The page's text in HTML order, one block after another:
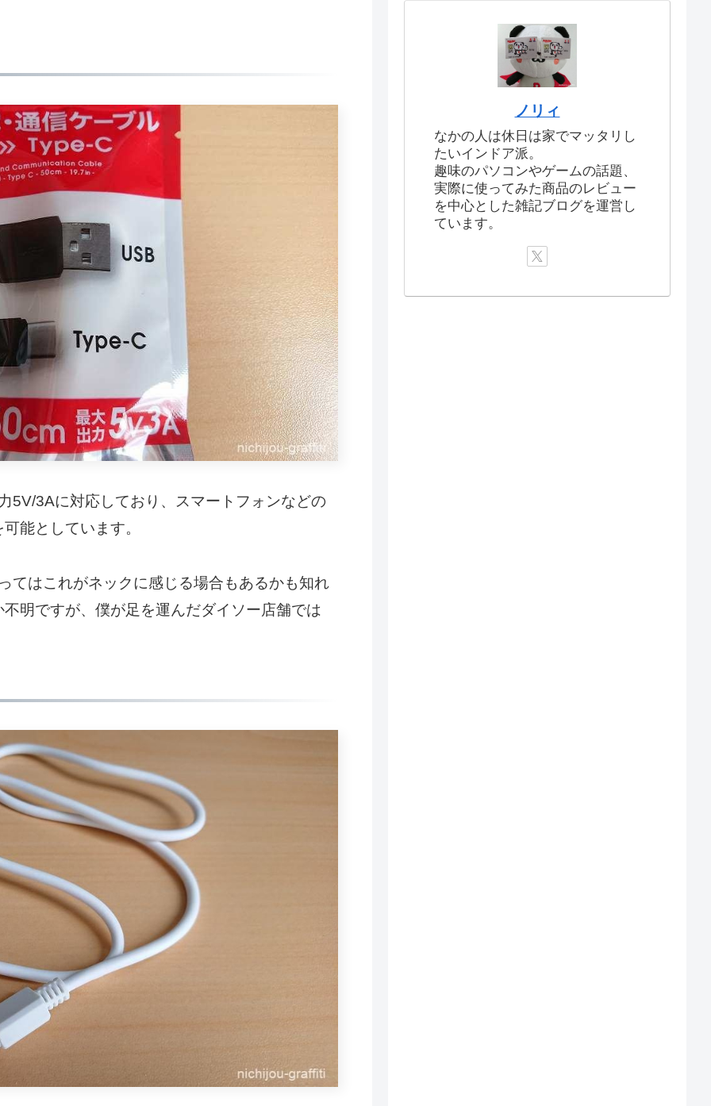
5V/3Aに対応しており、スマートフォンなどの
能としています。
てはこれがネックに感じる場合もあるかも知れ
明ですが、僕が足を運んだダイソー店舗では
ノリィ
なかの人は休日は家でマッタリし
たいインドア派。
趣味のパソコンやゲームの話題、
実際に使ってみた商品のレビュー
を中心とした雑記ブログを運営し
ています。